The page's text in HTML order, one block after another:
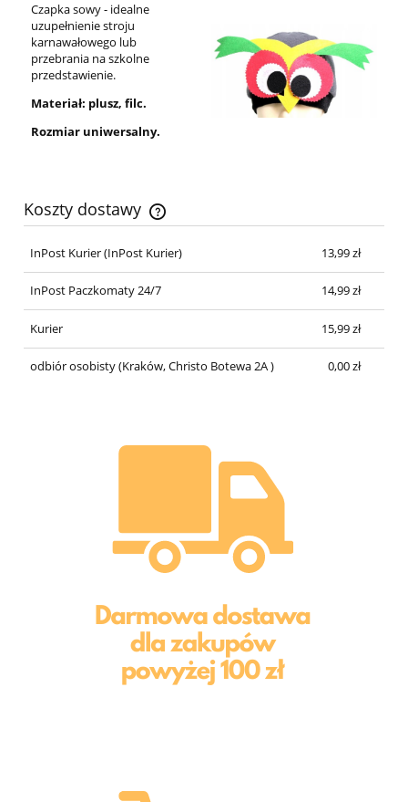
Czapka sowy - idealne
uzupełnienie stroju
karnawałowego lub
przebrania na szkolne
przedstawienie.
Materiał: plusz, filc.
Rozmiar uniwersalny.
Koszty dostawy
Cena nie zawiera ewentualnych kosztów płatności
InPost Kurier(InPost Kurier) 13,99 zł
InPost Paczkomaty 24/7 14,99 zł
Kurier 15,99 zł
odbiór osobisty(Kraków, Christo Botewa 2A ) 0,00 zł